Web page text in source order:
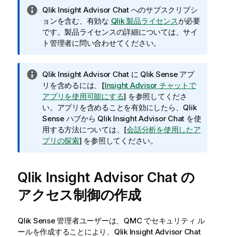
情
報
メ
モ
Qlik Insight Advisor Chatへのサブスクリプシ
ョンを含む、有効な Qlik製品ライセンスが必要
です。製品ライセンスの詳細については、サイ
ト管理者に問い合わせてください。
情
報
メ
モ
Qlik Insight Advisor Chatに Qlik Senseアプ
リを含めるには、[Insight Advisor チャットで
アプリを使用可能にする] を参照してくださ
い。アプリを含めることを有効にしたら、 Qlik
Senseハブから Qlik Insight Advisor Chat を使
用する方法については、[会話分析を使用したア
プリの探索] を参照してください。
Qlik Insight Advisor Chatの
アクセス制御の作成
Qlik Sense管理者ユーザーは、QMC でセキュリティ ル
ールを作成することにより、 Qlik Insight Advisor Chat